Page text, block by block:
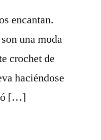
encantan.
una moda
crochet de
haciéndose
[…]